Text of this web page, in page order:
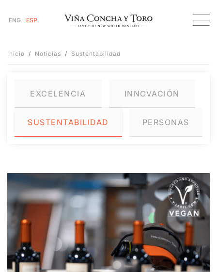
ENG ESP
Inicio Noticias Sustentabilidad
EXCELENCIA INNOVACIÓN
SUSTENTABILIDAD PERSONAS